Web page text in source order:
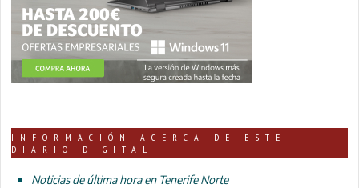
INFORMACIÓN ACERCA DE ESTE
DIARIO DIGITAL
Noticias de última hora en Tenerife Norte